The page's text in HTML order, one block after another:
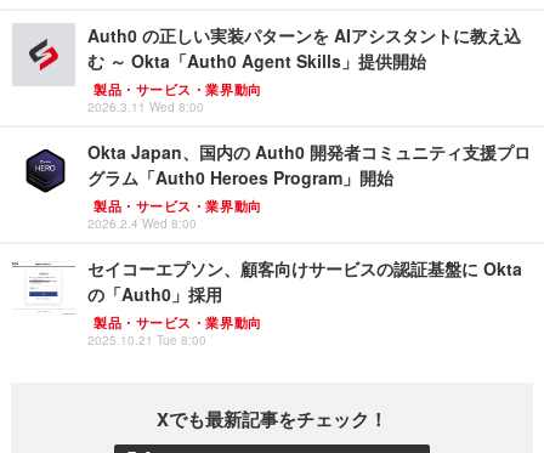
Auth0 の正しい実装パターンを AIアシスタントに教え込
む ～ Okta「Auth0 Agent Skills」提供開始
製品・サービス・業界動向
2026.3.11 Wed 8:00
Okta Japan、国内の Auth0 開発者コミュニティ支援プロ
グラム「Auth0 Heroes Program」開始
製品・サービス・業界動向
2026.2.4 Wed 8:00
セイコーエプソン、顧客向けサービスの認証基盤に Okta
の「Auth0」採用
製品・サービス・業界動向
2025.10.21 Tue 8:00
Xでも最新記事をチェック！